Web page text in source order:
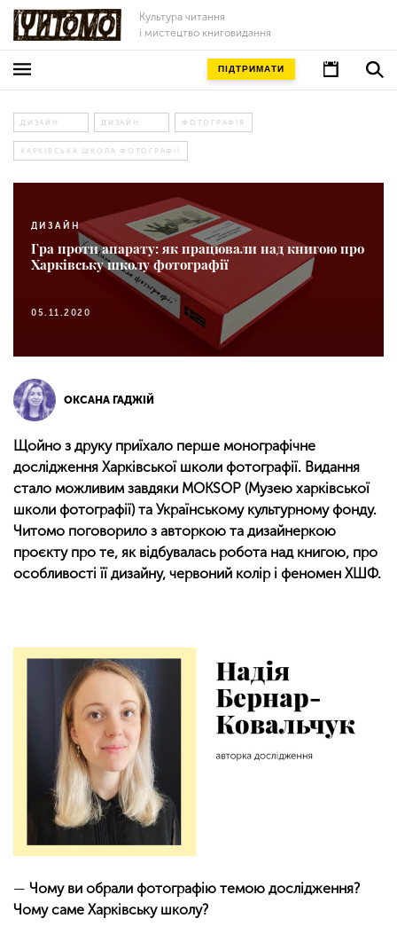
Культура читання
і мистецтво книговидання
ПІДТРИМАТИ
ДИЗАЙН ДИЗАЙН ФОТОГРАФІЯ
ХАРКІВСЬКА ШКОЛА ФОТОГРАФІЇ
ДИЗАЙН
Гра проти апарату: як працювали над книгою про
Харківську школу фотографії
05.11.2020
ОКСАНА ГАДЖІЙ
Щойно з друку приїхало перше монографічне
дослідження Харківської школи фотографії. Видання
стало можливим завдяки MOKSOP (Музею харківської
школи фотографії) та Українському культурному фонду.
Читомо поговорило з авторкою та дизайнеркою
проєкту про те, як відбувалась робота над книгою, про
особливості її дизайну, червоний колір і феномен ХШФ.
— Чому ви обрали фотографію темою дослідження?
Чому саме Харківську школу?